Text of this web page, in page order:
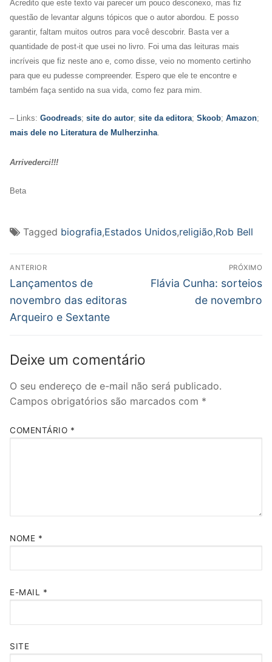
Acredito que este texto vai parecer um pouco desconexo, mas fiz
questão de levantar alguns tópicos que o autor abordou. E posso
garantir, faltam muitos outros para você descobrir. Basta ver a
quantidade de post-it que usei no livro. Foi uma das leituras mais
incríveis que fiz neste ano e, como disse, veio no momento certinho
para que eu pudesse compreender. Espero que ele te encontre e
também faça sentido na sua vida, como fez para mim.
– Links: Goodreads; site do autor; site da editora; Skoob; Amazon;
mais dele no Literatura de Mulherzinha.
Arrivederci!!!
Beta
Tagged biografia,Estados Unidos,religião,Rob Bell
Navegação
de
Post
ANTERIOR
Post
anterior:
Lançamentos de
novembro das editoras
Arqueiro e Sextante
PRÓXIMO
Próximo
Flávia Cunha: sorteios
de novembro
Deixe um comentário
O seu endereço de e-mail não será publicado.
Campos obrigatórios são marcados com *
COMENTÁRIO *
NOME *
E-MAIL *
SITE